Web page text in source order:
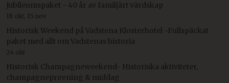
Jubileumspaket - 40 år av familjärt värdskap
18 okt, 15 nov
Historisk Weekend på Vadstena Klosterhotel -Fullspäckat
paket med allt om Vadstenas historia
24 okt
Historisk Champagneweekend- Historiska aktiviteter,
champagneprovning & middag